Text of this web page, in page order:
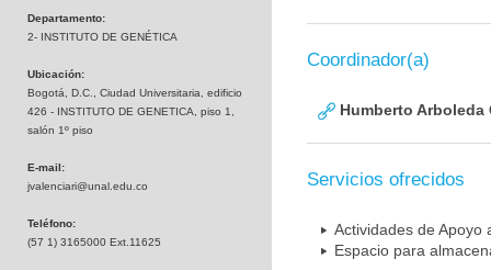
Departamento:
2- INSTITUTO DE GENÉTICA
Ubicación:
Bogotá, D.C., Ciudad Universitaria, edificio
426 - INSTITUTO DE GENETICA, piso 1,
salón 1º piso
E-mail:
jvalenciari@unal.edu.co
Teléfono:
(57 1) 3165000 Ext.11625
Coordinador(a)
Humberto Arboleda
Servicios ofrecidos
Actividades de Apoyo
Espacio para